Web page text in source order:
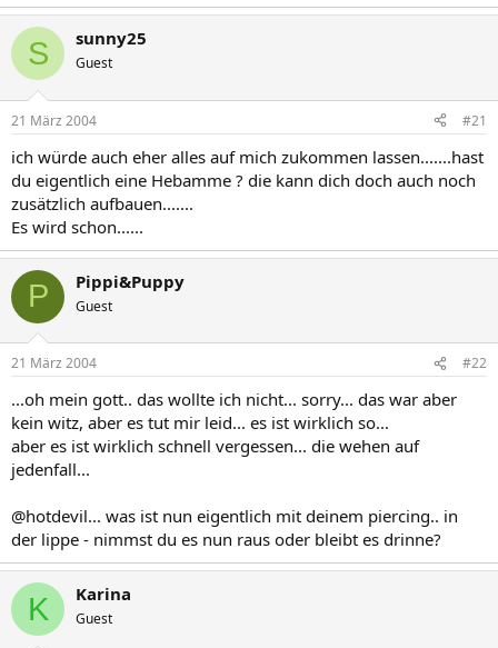
S sunny25
Guest
21 März 2004 #21
ich würde auch eher alles auf mich zukommen lassen.......hast
du eigentlich eine Hebamme ? die kann dich doch auch noch
zusätzlich aufbauen.......
Es wird schon......
P Pippi&Puppy
Guest
21 März 2004 #22
...oh mein gott.. das wollte ich nicht... sorry... das war aber
kein witz, aber es tut mir leid... es ist wirklich so...
aber es ist wirklich schnell vergessen... die wehen auf
jedenfall...
@hotdevil... was ist nun eigentlich mit deinem piercing.. in
der lippe - nimmst du es nun raus oder bleibt es drinne?
K Karina
Guest